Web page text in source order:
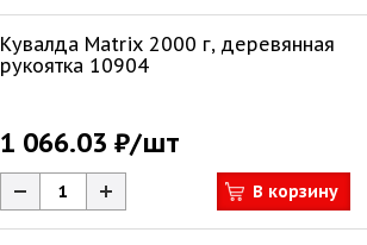
Кувалда Matrix 2000 г, деревянная
рукоятка 10904
1 066.03 ₽/шт
В корзину